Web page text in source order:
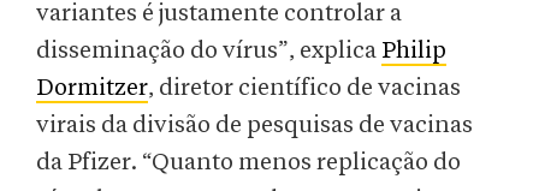
variantes é justamente controlar a
disseminação do vírus”, explica Philip
Dormitzer, diretor científico de vacinas
virais da divisão de pesquisas de vacinas
da Pfizer. “Quanto menos replicação do